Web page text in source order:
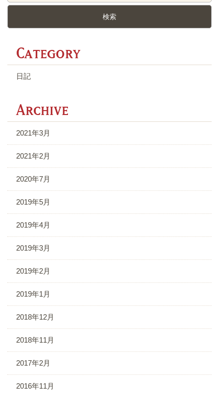
日記
2021年3月
2021年2月
2020年7月
2019年5月
2019年4月
2019年3月
2019年2月
2019年1月
2018年12月
2018年11月
2017年2月
2016年11月